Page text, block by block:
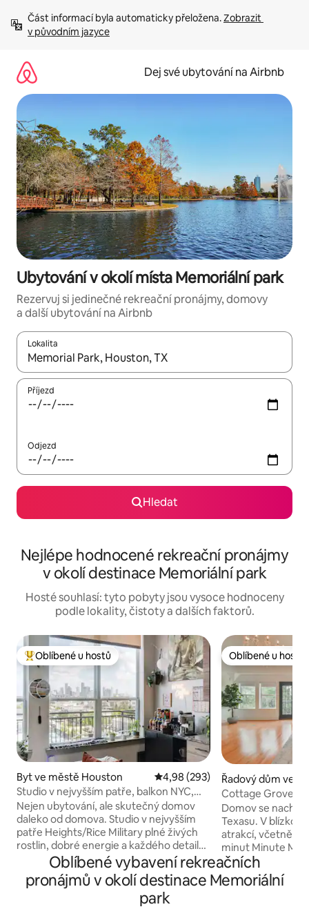
obsah
Část informací byla automaticky přeložena. Zobrazit
v původním jazyce
Dej své ubytování na Airbnb
Ubytování v okolí místa Memoriální park
Rezervuj si jedinečné rekreační pronájmy, domovy
a další ubytování na Airbnb
Lokalita
Až budou výsledky k dispozici, můžeš si je procházet pomocí
Příjezd
Odjezd
Hledat
Nejlépe hodnocené rekreační pronájmy
v okolí destinace Memoriální park
Hosté souhlasí: tyto pobyty jsou vysoce hodnoceny
podle lokality, čistoty a dalších faktorů.
Nejlepší v kategorii Oblíbené u hostů
Oblíbené u hostů
Byt ve městě Houston Průměrné hodnocení 4,98 z 5,
4,98 (293)
Studio v nejvyšším patře, balkon NYC,
výhled na centrum, bazén
Nejen ubytování, ale skutečný domov
daleko od domova. Studio v nejvyšším
patře Heights/Rice Military plné živých
rostlin, dobré energie a každého detailu,
o kterém jsi ani nevěděl, že ho
potřebuješ. Probuď se, vyjdi na svůj
soukromý balkon a sleduj východ slunce
v Houstonu s espressem v ruce.
Dokonale čisté. Tiché a klidné.
Oblíbené u hostů
Oblíbené u hostů
Řadový dům ve
ton
Cottage Grove
Domov se
Texasu. V
atrakcí, včetně BBVA Stadium 6,3 míle/10
minut Minute
Green/George R
5,9 mi/ 8 min.
Muzeum
Oblíbené vybavení rekreačních
pronájmů v okolí destinace Memoriální
park